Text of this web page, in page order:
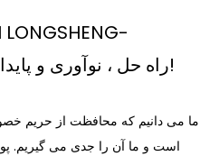
YOURRELABLE راه حل ، نوآوری و پایدار بودن!
ما می دانیم که محافظت از حریم
است و ما آن را جدی می گیریم.